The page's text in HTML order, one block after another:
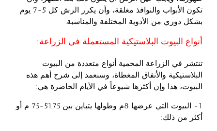
تكون الأبواب والنوافذ مغلقة، وأن يكرر الرش كل 5-7 يوم
بشكل دوري من الأدوية المختلفة والمناسبة.
أنواع البيوت البلاستيكية المستعملة في الزراعة:
تنتشر في الزراعة المحمية أنواع متعددة من البيوت
البلاستيكية والأنفاق المغطاة، وسنعمد إلى شرح أهم هذه
البيوت، هذا وإن أكثرها شيوعاً في الأيام الحاضرة هي:
1- البيوت التي عرضها 8م وطولها يتباين بين 51.75-75 م أو
أكثر من ذلك: